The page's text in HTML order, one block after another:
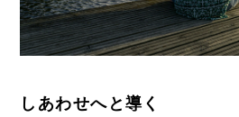
しあわせへと導く